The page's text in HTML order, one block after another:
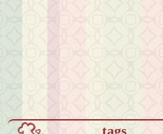
tags